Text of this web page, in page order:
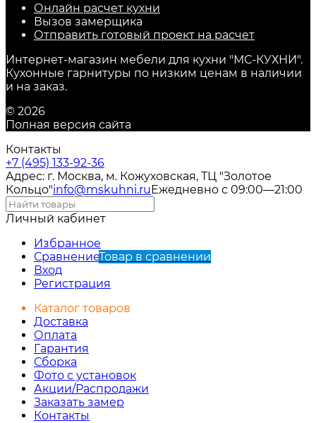
Онлайн расчет кухни
Вызов замерщика
Отправить готовый проект на расчет
Интернет-магазин мебели для кухни "МС-КУХНИ".
Кухонные гарнитуры по низким ценам в наличии
и на заказ.
© 2026
Полная версия сайта
Контакты
+7 (495) 133-92-36
Адрес: г. Москва, м. Кожуховская, ТЦ "Золотое
Кольцо"info@mskuhni.ruЕжедневно с 09:00—21:00
Личный кабинет
Избранное
СравнениеТовар в сравнении
Вход
Регистрация
Каталог товаров
Доставка
Оплата
Гарантия
Сборка
Фото с установок
Акции/Распродажи
Заказать замер
Контакты